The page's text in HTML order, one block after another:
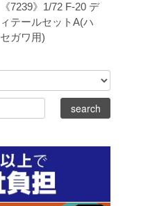
《7239》1/72 F-20 デ
ィテールセットA(ハ
セガワ用)